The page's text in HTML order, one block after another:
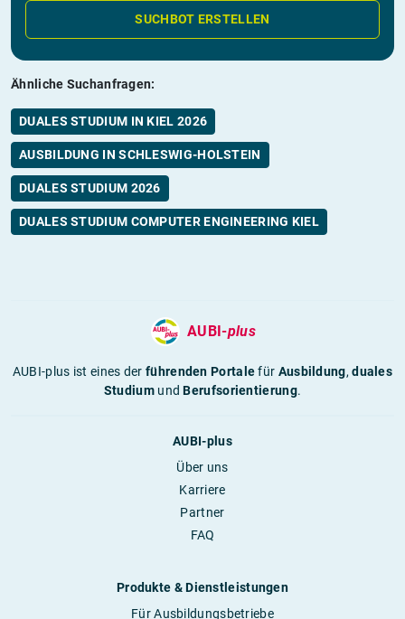
SUCHBOT ERSTELLEN
Ähnliche Suchanfragen:
DUALES STUDIUM IN KIEL 2026
AUSBILDUNG IN SCHLESWIG-HOLSTEIN
DUALES STUDIUM 2026
DUALES STUDIUM COMPUTER ENGINEERING KIEL
AUBI-plus
AUBI-plus ist eines derführenden Portalefür Ausbildung,duales
StudiumundBerufsorientierung.
AUBI-plus
Über uns
Karriere
Partner
FAQ
Produkte & Dienstleistungen
Für Ausbildungsbetriebe